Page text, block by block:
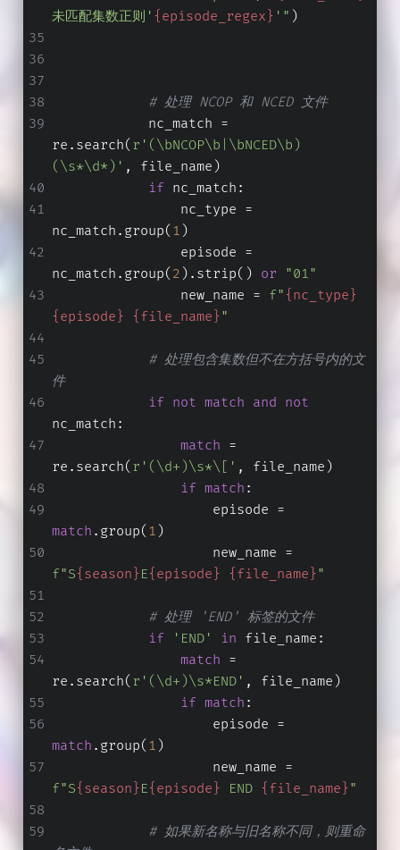
未匹配集数正则' {episode_regex} '" )
# 处理 NCOP 和 NCED 文件
re.search( r'(\bNCOP\b|\bNCED\b)
(\s*\d*)' , file_name)
if nc_match:
nc_match.group( 1 )
nc_match.group( 2 ).strip() or
"01"
                new_name =
f" {nc_type}
{episode}
{file_name}"
# 处理包含集数但不在方括号内的文
件
if not match and not
nc_match:
match =
re.search( r'(\d+)\s*\[' , file_name)
if match :
match .group( 1 )
f"S{season}E{episode} {file_name}"
# 处理 'END' 标签的文件
if
'END' in file_name:
match =
re.search( r'(\d+)\s*END' , file_name)
if match :
match .group( 1 )
f"S{season}E{episode} END {file_name}"
# 如果新名称与旧名称不同，则重命